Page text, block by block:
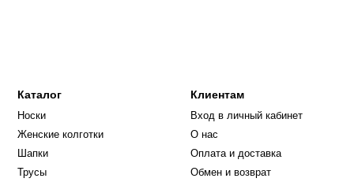
Каталог
Носки
Женские колготки
Шапки
Трусы
Клиентам
Вход в личный кабинет
О нас
Оплата и доставка
Обмен и возврат